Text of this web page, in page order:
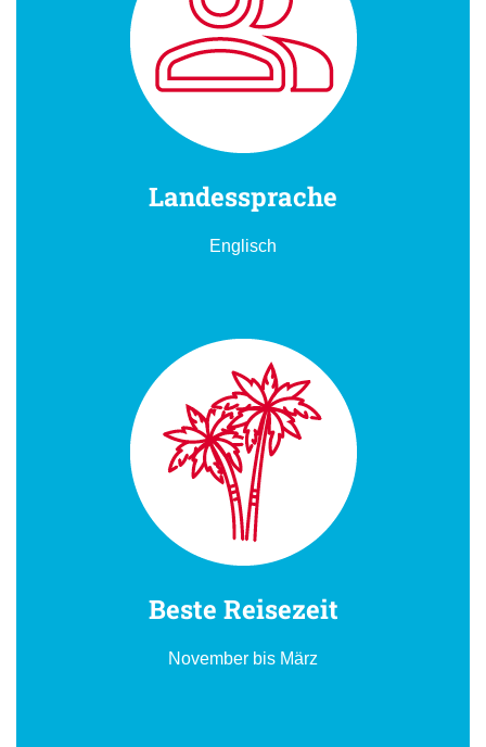
Landessprache
Englisch
Beste Reisezeit
November bis März